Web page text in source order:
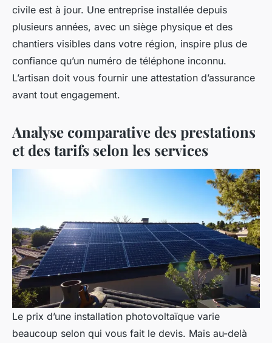
civile est à jour. Une entreprise installée depuis
plusieurs années, avec un siège physique et des
chantiers visibles dans votre région, inspire plus de
confiance qu’un numéro de téléphone inconnu.
L’artisan doit vous fournir une attestation d’assurance
avant tout engagement.
Analyse comparative des prestations
et des tarifs selon les services
Le prix d’une installation photovoltaïque varie
beaucoup selon qui vous fait le devis. Mais au-delà